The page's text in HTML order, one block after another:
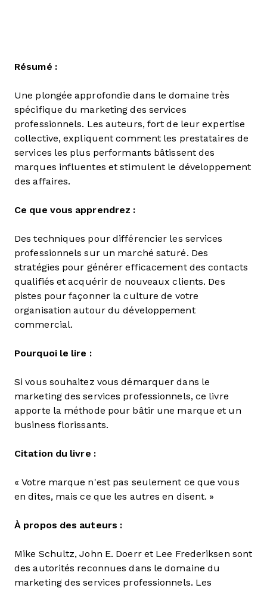
Résumé :
Une plongée approfondie dans le domaine très
spécifique du marketing des services
professionnels. Les auteurs, fort de leur expertise
collective, expliquent comment les prestataires de
services les plus performants bâtissent des
marques influentes et stimulent le développement
des affaires.
Ce que vous apprendrez :
Des techniques pour différencier les services
professionnels sur un marché saturé. Des
stratégies pour générer efficacement des contacts
qualifiés et acquérir de nouveaux clients. Des
pistes pour façonner la culture de votre
organisation autour du développement
commercial.
Pourquoi le lire :
Si vous souhaitez vous démarquer dans le
marketing des services professionnels, ce livre
apporte la méthode pour bâtir une marque et un
business florissants.
Citation du livre :
« Votre marque n'est pas seulement ce que vous
en dites, mais ce que les autres en disent. »
À propos des auteurs :
Mike Schultz, John E. Doerr et Lee Frederiksen sont
des autorités reconnues dans le domaine du
marketing des services professionnels. Les